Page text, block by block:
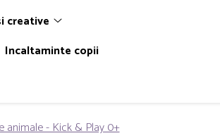
creative
Incaltaminte copii
animale - Kick & Play 0+